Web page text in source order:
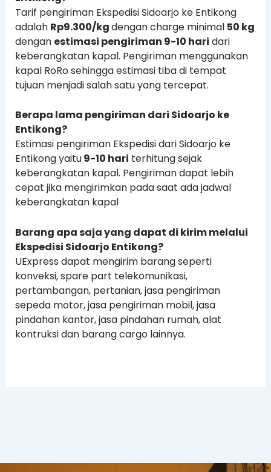
Tarif pengiriman Ekspedisi Sidoarjo ke Entikong
adalah Rp9.300/kgdengan charge minimal 50 kg
dengan estimasi pengiriman 9-10 hari dari
keberangkatan kapal. Pengiriman menggunakan
kapal RoRo sehingga estimasi tiba di tempat
tujuan menjadi salah satu yang tercepat.
Berapa lama pengiriman dari Sidoarjo ke
Entikong?
Estimasi pengiriman Ekspedisi dari Sidoarjo ke
Entikong yaitu9-10 hari terhitung sejak
keberangkatan kapal. Pengiriman dapat lebih
cepat jika mengirimkan pada saat ada jadwal
keberangkatan kapal
Barang apa saja yang dapat di kirim melalui
Ekspedisi Sidoarjo Entikong?
UExpress dapat mengirim barang seperti
konveksi, spare part telekomunikasi,
pertambangan, pertanian, jasa pengiriman
sepeda motor, jasa pengiriman mobil, jasa
pindahan kantor, jasa pindahan rumah, alat
kontruksi dan barang cargo lainnya.